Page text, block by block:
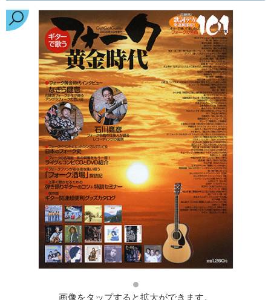
画像をタップすると拡大ができます。